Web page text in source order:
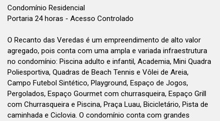
Condomínio Residencial
Portaria 24 horas - Acesso Controlado
O Recanto das Veredas é um empreendimento de alto valor
agregado, pois conta com uma ampla e variada infraestrutura
no condomínio: Piscina adulto e infantil, Academia, Mini Quadra
Poliesportiva, Quadras de Beach Tennis e Vôlei de Areia,
Campo Futebol Sintético, Playground, Espaço de Jogos,
Pergolados, Espaço Gourmet com churrasqueira, Espaço Grill
com Churrasqueira e Piscina, Praça Luau, Bicicletário, Pista de
caminhada e Ciclovia. O condomínio conta com grandes